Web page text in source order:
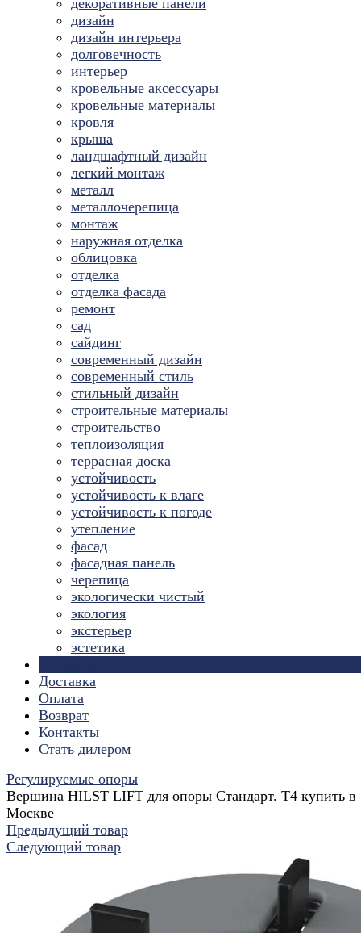
декоративные панели
дизайн
дизайн интерьера
долговечность
интерьер
кровельные аксессуары
кровельные материалы
кровля
крыша
ландшафтный дизайн
легкий монтаж
металл
металлочерепица
монтаж
наружная отделка
облицовка
отделка
отделка фасада
ремонт
сад
сайдинг
современный дизайн
современный стиль
стильный дизайн
строительные материалы
строительство
теплоизоляция
террасная доска
устойчивость
устойчивость к влаге
устойчивость к погоде
утепление
фасад
фасадная панель
черепица
экологически чистый
экология
экстерьер
эстетика
Доставка
Оплата
Возврат
Контакты
Стать дилером
Регулируемые опоры
Вершина HILST LIFT для опоры Стандарт. Т4 купить в
Москве
Предыдущий товар
Следующий товар